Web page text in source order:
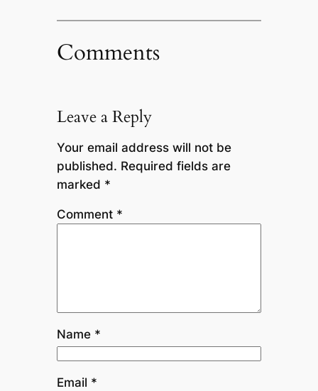
Comments
Leave a Reply
Your email address will not be
published. Required fields are
marked *
Comment *
Name *
Email *